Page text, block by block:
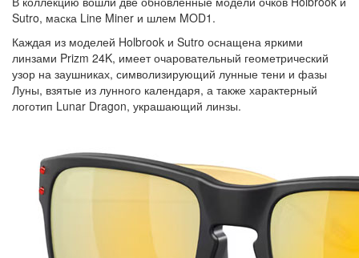
Sutro, маска Line Miner и шлем MOD1.
Каждая из моделей Holbrook и Sutro оснащена яркими
линзами Prizm 24K, имеет очаровательный геометрический
узор на заушниках, символизирующий лунные тени и фазы
Луны, взятые из лунного календаря, а также характерный
логотип Lunar Dragon, украшающий линзы.